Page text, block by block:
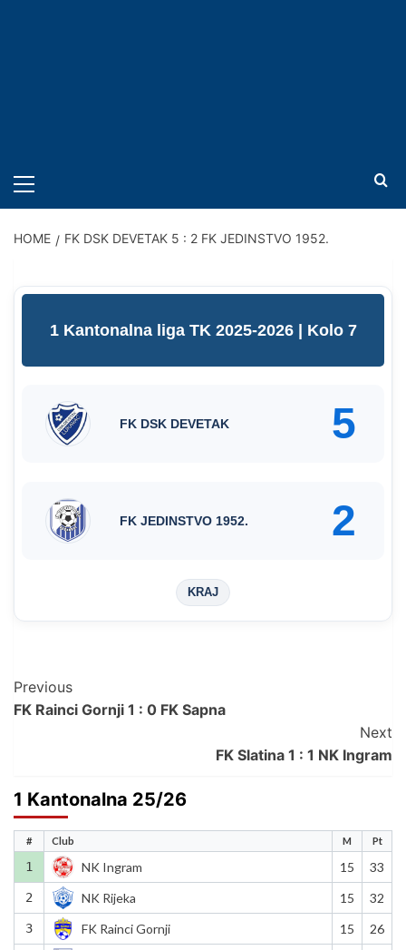
MENU
HOME FK DSK DEVETAK 5 : 2 FK JEDINSTVO 1952.
1 Kantonalna liga TK 2025-2026 | Kolo 7
FK DSK DEVETAK 5
FK JEDINSTVO 1952. 2
KRAJ
Post
Navigation
Previous
FK Rainci Gornji 1 : 0 FK Sapna
Next
FK Slatina 1 : 1 NK Ingram
1 Kantonalna 25/26
# Club M Pt
1 NK Ingram 15 33
2 NK Rijeka 15 32
3 FK Rainci Gornji 15 26